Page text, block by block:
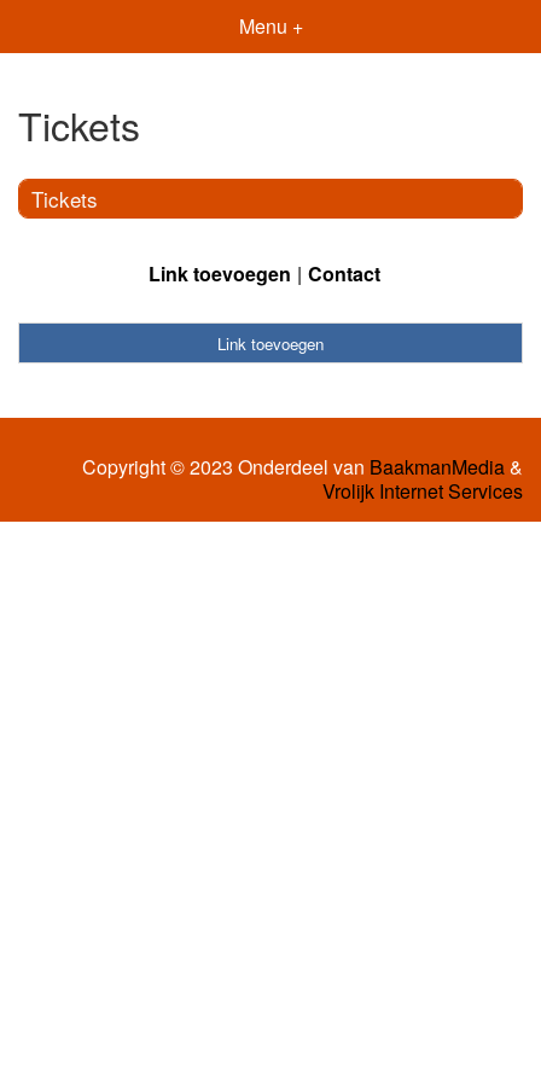
Menu +
Tickets
Tickets
Link toevoegen Contact
Link toevoegen
Copyright © 2023 Onderdeel van BaakmanMedia&
Vrolijk Internet Services